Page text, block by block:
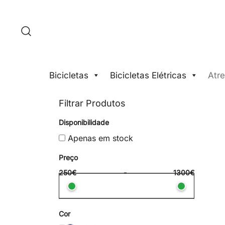
Bicicletas Bicicletas Elétricas
Filtrar Produtos
Disponibilidade
Apenas em stock
Preço
250€
- 1300€
Cor